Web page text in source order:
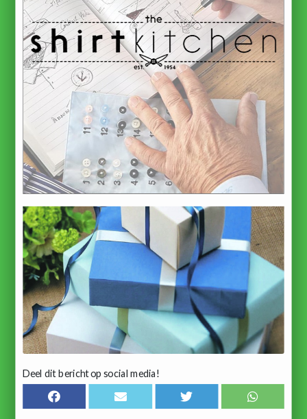
Deel dit bericht op social media!